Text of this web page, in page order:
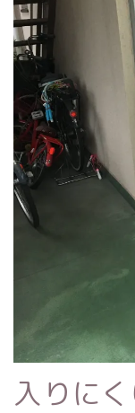
入りにく